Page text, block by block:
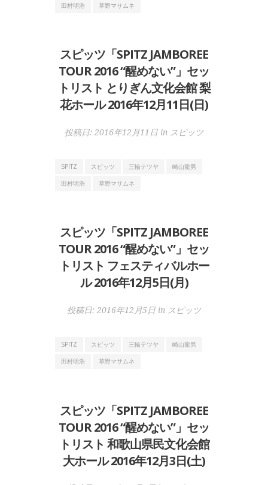
田村明浩
草野マサムネ
スピッツ「SPITZ JAMBOREE
TOUR 2016 “醒めない”」セッ
トリスト とりぎん文化会館 梨
花ホール 2016年12月11日(日)
投稿日: 2016年12月11日 in スピッツ
SPITZ スピッツ 三輪テツヤ
崎山龍男
田村明浩
草野マサムネ
スピッツ「SPITZ JAMBOREE
TOUR 2016 “醒めない”」セッ
トリスト フェスティバルホー
ル 2016年12月5日(月)
投稿日: 2016年12月5日 in スピッツ
SPITZ スピッツ 三輪テツヤ
崎山龍男
田村明浩
草野マサムネ
スピッツ「SPITZ JAMBOREE
TOUR 2016 “醒めない”」セッ
トリスト 和歌山県民文化会館
大ホール 2016年12月3日(土)